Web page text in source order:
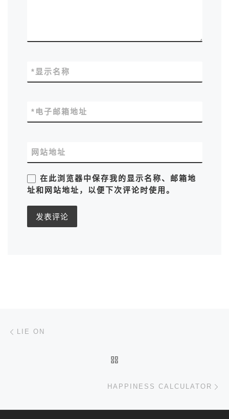
显示名称
*
电子邮箱地址
*
网站地址
在此浏览器中保存我的显示名称、邮箱地
址和网站地址，以便下次评论时使用。
文章导航
LIE ON
HAPPINESS CALCULATOR